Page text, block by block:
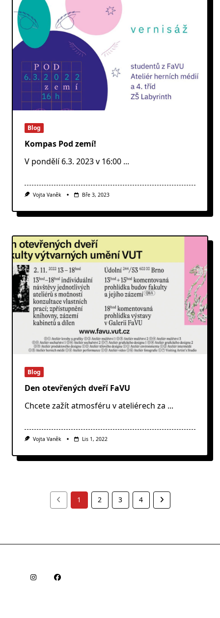
Blog
Kompas Pod zemí!
V pondělí 6.3. 2023 v 16:00 ...
Vojta Vaněk Bře 3, 2023
Blog
Den otevřených dveří FaVU
Chcete zažít atmosféru v ateliérech za ...
Vojta Vaněk Lis 1, 2022
1 2 3 4